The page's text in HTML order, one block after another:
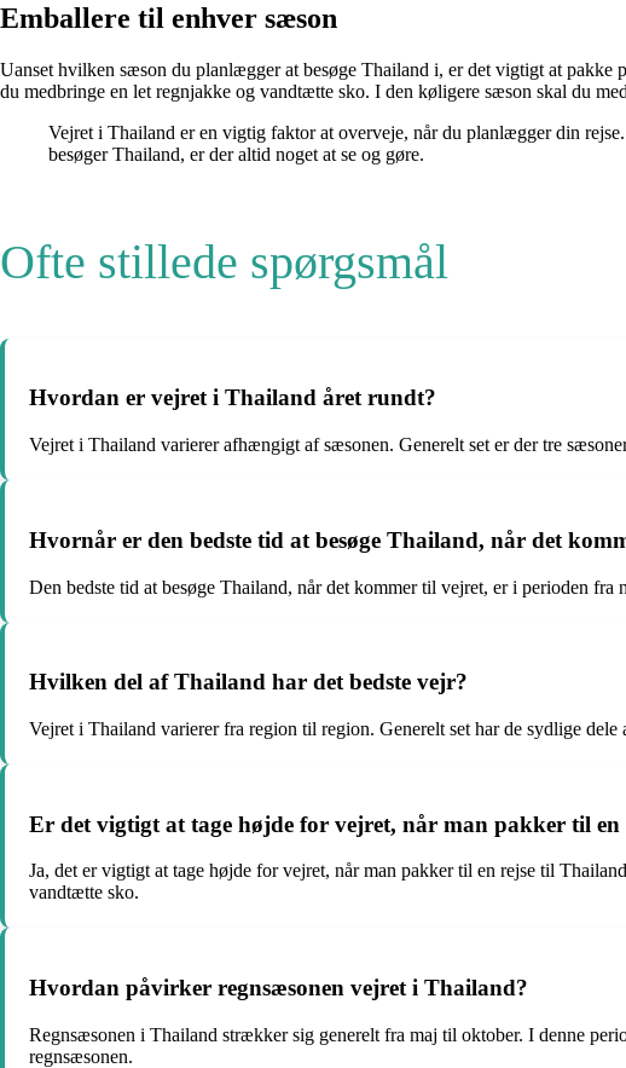
Emballere til enhver sæson
Uanset hvilken sæson du planlægger at besøge Thailand i, er det vigtigt at
du medbringe en let regnjakke og vandtætte sko. I den køligere sæson skal du
Vejret i Thailand er en vigtig faktor at overveje, når du planlægger din
besøger Thailand, er der altid noget at se og gøre.
Ofte stillede spørgsmål
Hvordan er vejret i Thailand året rundt?
Vejret i Thailand varierer afhængigt af sæsonen. Generelt set er der tre
Hvornår er den bedste tid at besøge Thailand, når det
Den bedste tid at besøge Thailand, når det kommer til vejret, er i perioden
Hvilken del af Thailand har det bedste vejr?
Vejret i Thailand varierer fra region til region. Generelt set har de sydlige
Er det vigtigt at tage højde for vejret, når man pakker til
Ja, det er vigtigt at tage højde for vejret, når man pakker til en rejse til
vandtætte sko.
Hvordan påvirker regnsæsonen vejret i Thailand?
Regnsæsonen i Thailand strækker sig generelt fra maj til oktober. I denne
regnsæsonen.